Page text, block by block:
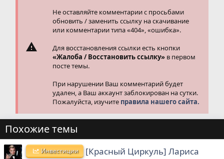
Не оставляйте комментарии с просьбами
обновить / заменить ссылку на скачивание
или комментарии типа «404», «ошибка».
Для восстановления ссылки есть кнопки
«Жалоба / Восстановить ссылку» в первом
посте темы.
При нарушении Ваш комментарий будет
удален, а Ваш аккаунт заблокирован на сутки.
Пожалуйста, изучите правила нашего сайта.
Похожие темы
Инвестиции
[Красный Циркуль] Лариса